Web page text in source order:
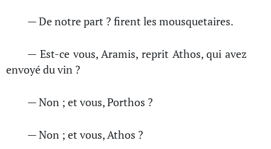
— De notre part ? firent les mousquetaires.
— Est-ce vous, Aramis, reprit Athos, qui avez
envoyé du vin ?
— Non ; et vous, Porthos ?
— Non ; et vous, Athos ?